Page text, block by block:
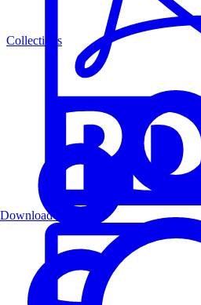
Collections
Download PDF